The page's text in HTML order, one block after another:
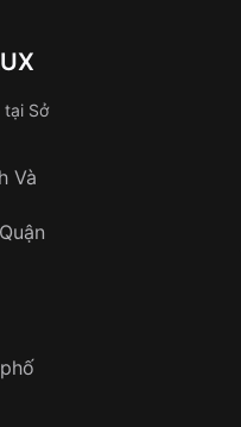
Sở
Và